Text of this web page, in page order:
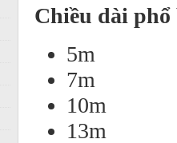
Chiều dài phổ
5m
7m
10m
13m